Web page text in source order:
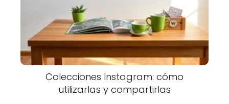
Colecciones Instagram: cómo
utilizarlas y compartirlas